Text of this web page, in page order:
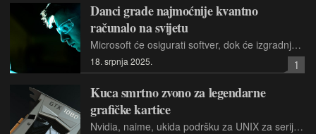
Danci grade najmoćnije kvantno
računalo na svijetu
Microsoft će osigurati softver, dok će izgradnja računala biti povjerena Atom Computingu. Računalo će se zvati prema sinu boga Thora poznatom po ogromnoj snazi.
18. srpnja 2025. 1
Kuca smrtno zvono za legendarne
grafičke kartice
Nvidia, naime, ukida podršku za UNIX za serije GPU-a Maxwell, Pascal i Volta.